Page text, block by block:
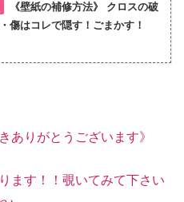
《壁紙の補修方法》 クロスの破
傷はコレで隠す！ごまかす！
ありがとうございます》
ます！！覗いてみて下さい